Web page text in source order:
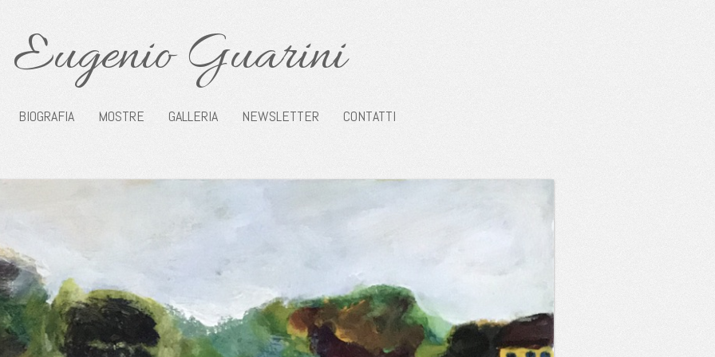
Eugenio Guarini
BIOGRAFIA MOSTRE GALLERIA NEWSLETTER CONTATTI